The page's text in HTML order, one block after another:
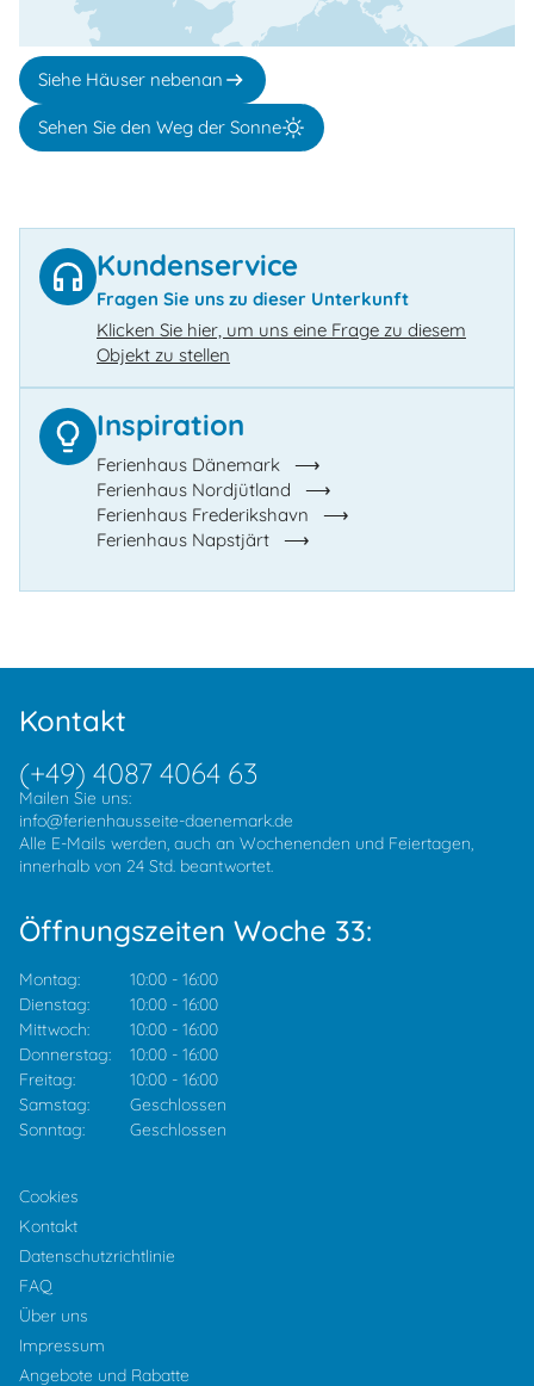
Siehe Häuser nebenan
Sehen Sie den Weg der Sonne
Kundenservice
Fragen Sie uns zu dieser Unterkunft
Klicken Sie hier, um uns eine Frage zu diesem
Objekt zu stellen
Inspiration
Ferienhaus Dänemark
Ferienhaus Nordjütland
Ferienhaus Frederikshavn
Ferienhaus Napstjärt
Kontakt
(+49) 4087 4064 63
Mailen Sie uns:
info@ferienhausseite-daenemark.de
Alle E-Mails werden, auch an Wochenenden und Feiertagen,
innerhalb von 24 Std. beantwortet.
Öffnungszeiten Woche 33:
Montag: 10:00 - 16:00
Dienstag:
10:00 - 16:00
Mittwoch:
10:00 - 16:00
Donnerstag:
10:00 - 16:00
Freitag:
10:00 - 16:00
Samstag:
Geschlossen
Sonntag:
Geschlossen
Cookies
Kontakt
Datenschutzrichtlinie
FAQ
Über uns
Impressum
Angebote und Rabatte